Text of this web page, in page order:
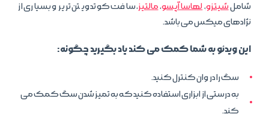
شاملشیتزو،لهاسا آپسو،مالتیز، سافت کوتد ویتن تریر و بسیاری از
نژادهای میکس می باشد.
این ویدئو به شما کمک می کند یاد بگیرید چگونه:
سگ را در وان کنترل کنید.
به درستی از ابزاری استفاده کنید که به تمیز شدن سگ کمک می
کند.